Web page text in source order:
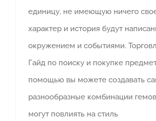
единицу, не имеющую ничего
характер и история будут
окружением и событиями.
Гайд по поиску и покупке
помощью вы можете создавать
разнообразные комбинации
могут повлиять на стиль